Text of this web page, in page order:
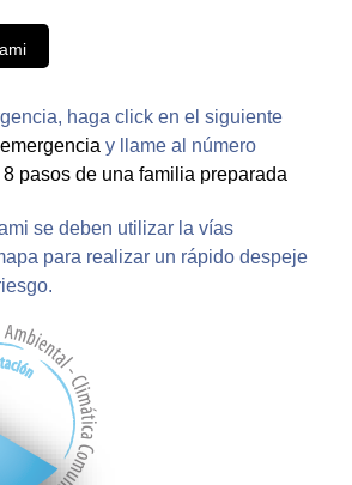
haga click en el siguiente
y llame al número
8 pasos de una familia preparada
se deben utilizar la vías
para realizar un rápido despeje